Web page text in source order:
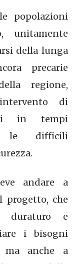
popolazioni
unitamente
della lunga
precarie
regione,
di
in tempi
le difficili
andare a
progetto, che
duraturo e
i bisogni
ma anche a